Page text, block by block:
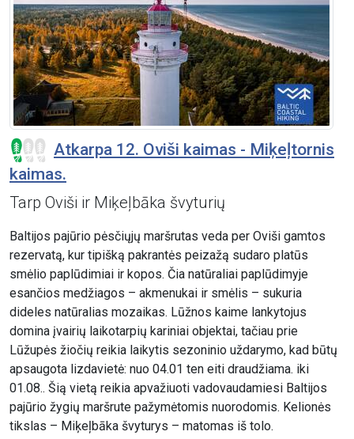
Atkarpa 12. Oviši kaimas - Miķeļtornis
kaimas.
Tarp Oviši ir Miķeļbāka švyturių
Baltijos pajūrio pėsčiųjų maršrutas veda per Oviši gamtos
rezervatą, kur tipišką pakrantės peizažą sudaro platūs
smėlio paplūdimiai ir kopos. Čia natūraliai paplūdimyje
esančios medžiagos – akmenukai ir smėlis – sukuria
dideles natūralias mozaikas. Lūžnos kaime lankytojus
domina įvairių laikotarpių kariniai objektai, tačiau prie
Lūžupės žiočių reikia laikytis sezoninio uždarymo, kad būtų
apsaugota lizdavietė: nuo 04.01 ten eiti draudžiama. iki
01.08.. Šią vietą reikia apvažiuoti vadovaudamiesi Baltijos
pajūrio žygių maršrute pažymėtomis nuorodomis. Kelionės
tikslas – Miķeļbāka švyturys – matomas iš tolo.